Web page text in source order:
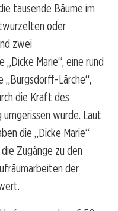
tausende Bäume im
oder
zwei
Marie“, eine rund
„Burgsdorff-Lärche“,
die Kraft des
wurde. Laut
die „Dicke Marie“
Zugänge zu den
der